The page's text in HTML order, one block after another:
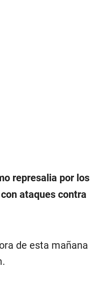
represalia por los
ataques contra
de esta mañana